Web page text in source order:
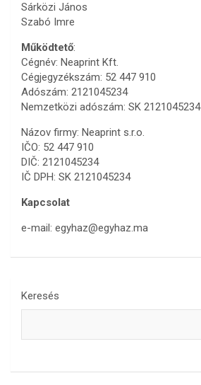
Sárközi János
Szabó Imre
Működtető:
Cégnév: Neaprint Kft.
Cégjegyzékszám: 52 447 910
Adószám: 2121045234
Nemzetközi adószám: SK 2121045234
Názov firmy: Neaprint s.r.o.
IČO: 52 447 910
DIČ: 2121045234
IČ DPH: SK 2121045234
Kapcsolat
e-mail: egyhaz@egyhaz.ma
Keresés